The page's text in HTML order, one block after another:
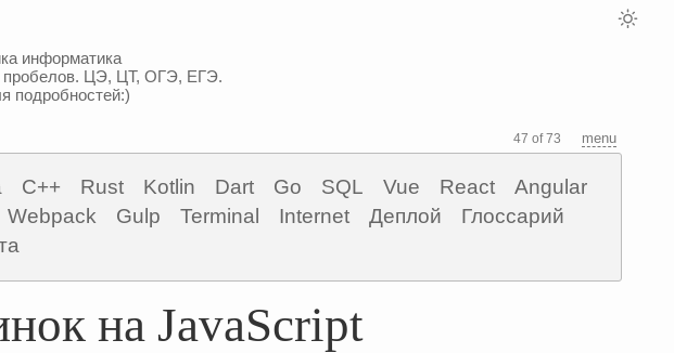
информатика
пробелов. ЦЭ, ЦТ, ОГЭ, ЕГЭ.
подробностей:)
47 of 73 menu
C++ Rust Kotlin Dart Go SQL Vue React
Angular
Webpack Gulp Terminal Internet Деплой
Глоссарий
на JavaScript